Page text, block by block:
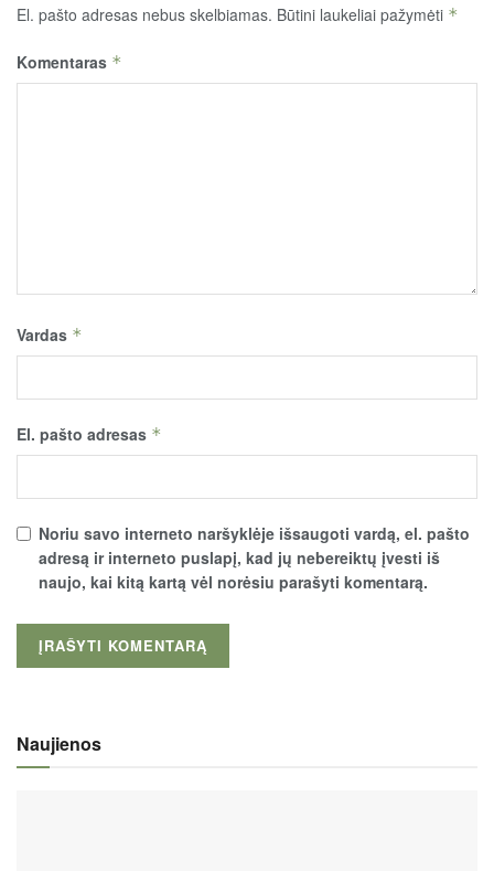
El. pašto adresas nebus skelbiamas. Būtini laukeliai pažymėti *
Komentaras *
Vardas *
El. pašto adresas *
Noriu savo interneto naršyklėje išsaugoti vardą, el. pašto
adresą ir interneto puslapį, kad jų nebereiktų įvesti iš
naujo, kai kitą kartą vėl norėsiu parašyti komentarą.
Naujienos